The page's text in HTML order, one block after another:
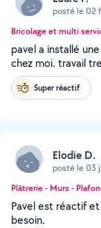
posté le 02
Bricolage et multi
pavel a installé
chez moi. travail
Super réactif
Elodie D.
posté le 03
Plâtrerie - Murs -
Pavel est réactif
besoin.